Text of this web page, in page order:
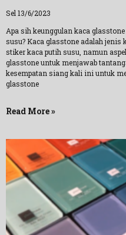
Sel 13/6/2023
Apa sih keunggulan kaca
susu? Kaca glasstone adalah
stiker kaca putih susu, namun
glasstone untuk menjawab
kesempatan siang kali ini untuk
glasstone
Read More »